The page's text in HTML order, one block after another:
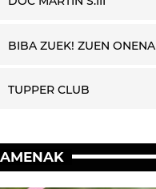
BIBA ZUEK! ZUEN ONENA
TUPPER CLUB